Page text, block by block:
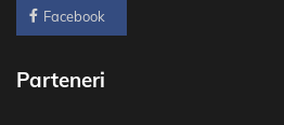
Facebook
Parteneri